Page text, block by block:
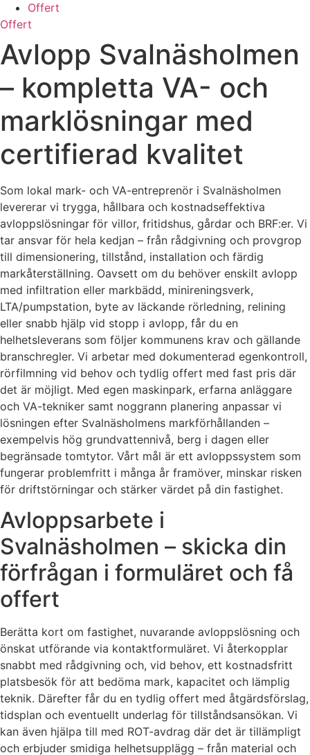
Offert
Offert
Avlopp Svalnäsholmen
– kompletta VA- och
marklösningar med
certifierad kvalitet
Som lokal mark- och VA-entreprenör i Svalnäsholmen
levererar vi trygga, hållbara och kostnadseffektiva
avloppslösningar för villor, fritidshus, gårdar och BRF:er. Vi
tar ansvar för hela kedjan – från rådgivning och provgrop
till dimensionering, tillstånd, installation och färdig
markåterställning. Oavsett om du behöver enskilt avlopp
med infiltration eller markbädd, minireningsverk,
LTA/pumpstation, byte av läckande rörledning, relining
eller snabb hjälp vid stopp i avlopp, får du en
helhetsleverans som följer kommunens krav och gällande
branschregler. Vi arbetar med dokumenterad egenkontroll,
rörfilmning vid behov och tydlig offert med fast pris där
det är möjligt. Med egen maskinpark, erfarna anläggare
och VA-tekniker samt noggrann planering anpassar vi
lösningen efter Svalnäsholmens markförhållanden –
exempelvis hög grundvattennivå, berg i dagen eller
begränsade tomtytor. Vårt mål är ett avloppssystem som
fungerar problemfritt i många år framöver, minskar risken
för driftstörningar och stärker värdet på din fastighet.
Avloppsarbete i
Svalnäsholmen – skicka din
förfrågan i formuläret och få
offert
Berätta kort om fastighet, nuvarande avloppslösning och
önskat utförande via kontaktformuläret. Vi återkopplar
snabbt med rådgivning och, vid behov, ett kostnadsfritt
platsbesök för att bedöma mark, kapacitet och lämplig
teknik. Därefter får du en tydlig offert med åtgärdsförslag,
tidsplan och eventuellt underlag för tillståndsansökan. Vi
kan även hjälpa till med ROT-avdrag där det är tillämpligt
och erbjuder smidiga helhetsupplägg – från material och